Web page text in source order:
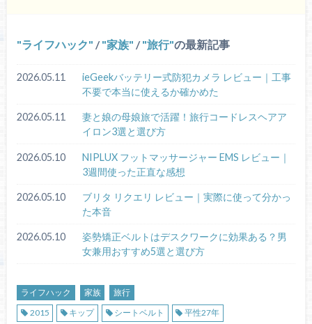
ライフハック / 家族 / 旅行 の最新記事
2026.05.11
ieGeekバッテリー式防犯カメラ レビュー｜工事
不要で本当に使えるか確かめた
2026.05.11
妻と娘の母娘旅で活躍！旅行コードレスヘアア
イロン3選と選び方
2026.05.10
NIPLUX フットマッサージャー EMS レビュー｜
3週間使った正直な感想
2026.05.10
ブリタ リクエリ レビュー｜実際に使って分かっ
た本音
2026.05.10
姿勢矯正ベルトはデスクワークに効果ある？男
女兼用おすすめ5選と選び方
ライフハック 家族
旅行
2015
キップ シートベルト 平性27年